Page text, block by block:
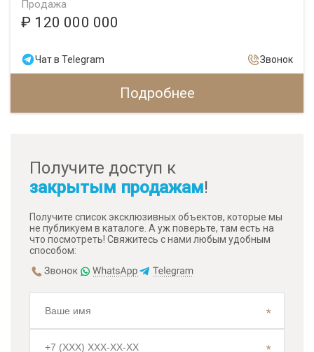
Продажа
₽ 120 000 000
Чат в Telegram Звонок
Подробнее
Получите доступ к
закрытым продажам!
Получите список эксклюзивных объектов, которые мы
не публикуем в каталоге. А уж поверьте, там есть на
что посмотреть! Свяжитесь с нами любым удобным
способом: